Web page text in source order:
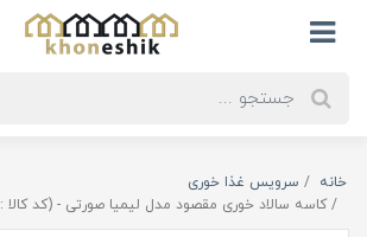
خانه
سرویس غذا خوری
کاسه سالاد خوری مقصود مدل لیمیا صورتی - (کد کالا : 1041)